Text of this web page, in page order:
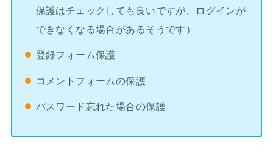
保護はチェックしても良いですが、ログインが
できなくなる場合があるそうです）
登録フォーム保護
コメントフォームの保護
パスワード忘れた場合の保護